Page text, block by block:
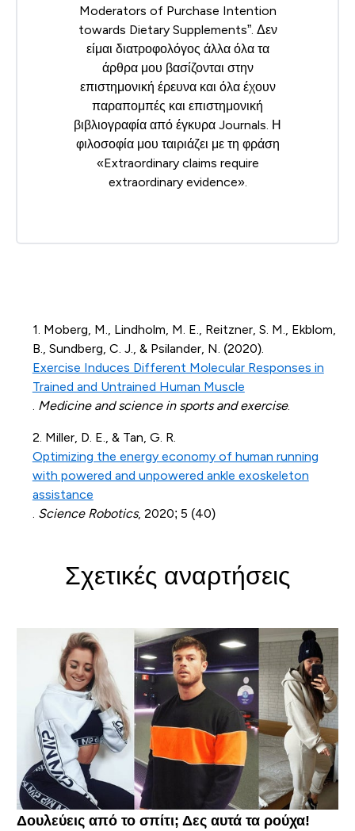
Moderators of Purchase Intention
towards Dietary Supplements”. Δεν
είμαι διατροφολόγος άλλα όλα τα
άρθρα μου βασίζονται στην
επιστημονική έρευνα και όλα έχουν
παραπομπές και επιστημονική
βιβλιογραφία από έγκυρα Journals. Η
φιλοσοφία μου ταιριάζει με τη φράση
«Extraordinary claims require
extraordinary evidence».
1. Moberg, M., Lindholm, M. E., Reitzner, S. M., Ekblom,
B., Sundberg, C. J., & Psilander, N. (2020).
Exercise Induces Different Molecular Responses in
Trained and Untrained Human Muscle
Medicine and science in sports and exercise.
2. Miller, D. E., & Tan, G. R.
Optimizing the energy economy of human running
with powered and unpowered ankle exoskeleton
assistance
Science Robotics, 2020; 5 (40)
Σχετικές αναρτήσεις
Δουλεύεις από το σπίτι; Δες αυτά τα ρούχα!